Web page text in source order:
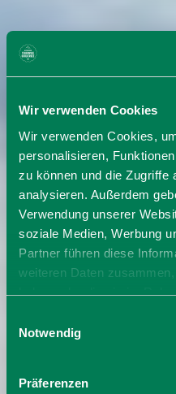
Wir verwenden Cookies
Wir verwenden Cookies,
personalisieren,
zu können und die Zugriffe
analysieren. Außerdem
Verwendung unserer
soziale Medien, Werbung
Partner führen diese
weiteren Daten
haben oder die sie im
Cookies, wenn Sie unsere
Notwendig
Präferenzen